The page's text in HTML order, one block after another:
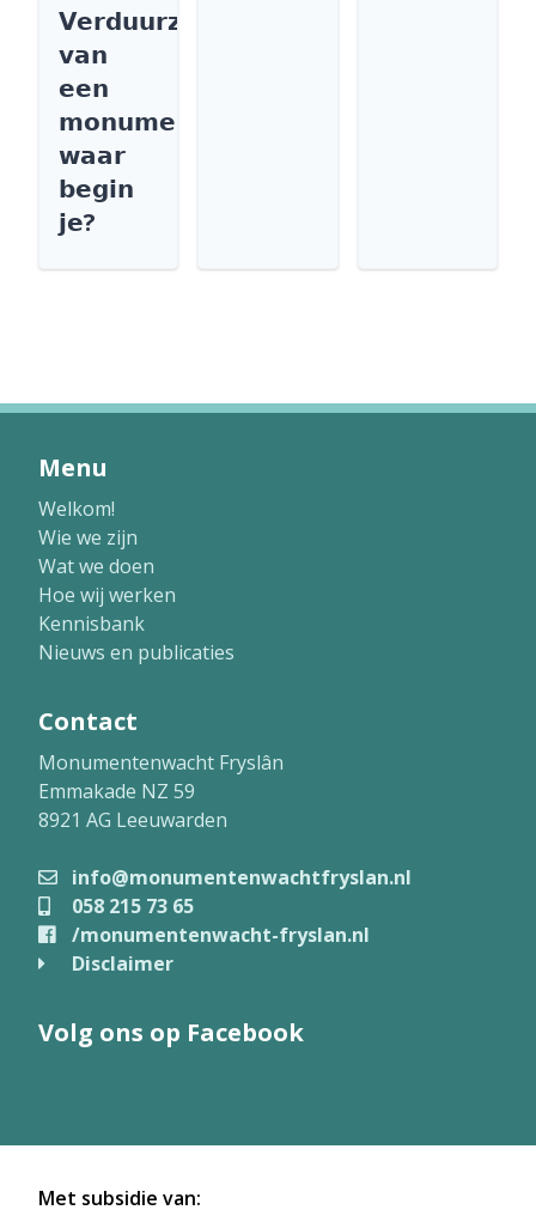
𝗩𝗲𝗿𝗱𝘂𝘂𝗿𝘇𝗮𝗺𝗲𝗻
𝘃𝗮𝗻
𝗲𝗲𝗻
𝗺𝗼𝗻𝘂𝗺𝗲𝗻𝘁
𝘄𝗮𝗮𝗿
𝗯𝗲𝗴𝗶𝗻
𝗷𝗲?
Menu
Welkom!
Wie we zijn
Wat we doen
Hoe wij werken
Kennisbank
Nieuws en publicaties
Contact
Monumentenwacht Fryslân
Emmakade NZ 59
8921 AG Leeuwarden
info@monumentenwachtfryslan.nl
058 215 73 65
/monumentenwacht-fryslan.nl
Disclaimer
Volg ons op Facebook
Met subsidie van: